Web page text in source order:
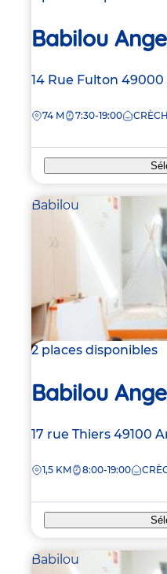
Babilou
Adresse
la
14 Rue Fulton 49000
DISTANCE
74 M 7:30-19:00
Babilou
2 places disponibles
Babilou
Adresse
la
17 rue Thiers 49100
DISTANCE
1,5 KM 8:00-19:00
Babilou